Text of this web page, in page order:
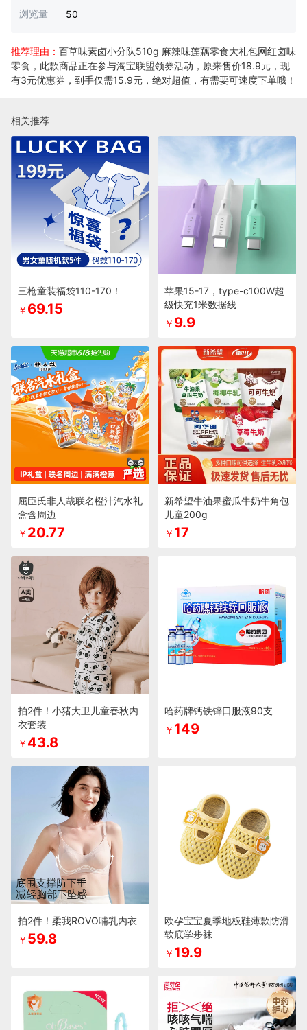
浏览量
50
推荐理由： 百草味素卤小分队510g 麻辣味莲藕零食大礼包网红卤味
零食，此款商品正在参与淘宝联盟领券活动，原来售价18.9元，现
有3元优惠券，到手仅需15.9元，绝对超值，有需要可速度下单哦！
相关推荐
三枪童装福袋110-170！
￥ 69.15
苹果15-17，type-c100W超
级快充1米数据线
￥ 9.9
屈臣氏非人哉联名橙汁汽水礼
盒含周边
￥ 20.77
新希望牛油果蜜瓜牛奶牛角包
儿童200g
￥ 17
拍2件！小猪大卫儿童春秋内
衣套装
￥ 43.8
哈药牌钙铁锌口服液90支
￥ 149
拍2件！柔我ROVO哺乳内衣
￥ 59.8
欧孕宝宝夏季地板鞋薄款防滑
软底学步袜
￥ 19.9